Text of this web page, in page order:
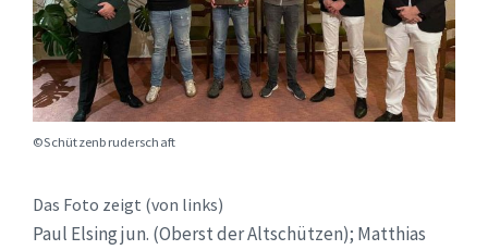
©Schützenbruderschaft
Das Foto zeigt (von links)
Paul Elsing jun. (Oberst der Altschützen); Matthias